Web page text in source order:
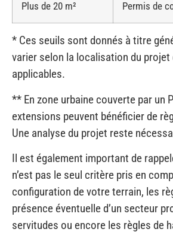
* Ces seuils sont donnés à titre
varier selon la localisation du
applicables.
** En zone urbaine couverte par un
extensions peuvent bénéficier de
Une analyse du projet reste
Il est également important de
n’est pas le seul critère pris en
configuration de votre terrain, les
présence éventuelle d’un secteur
servitudes ou encore les règles de
également influencer les